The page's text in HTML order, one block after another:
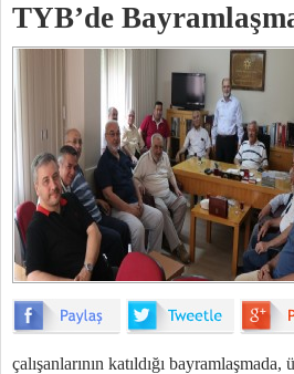
TYB’de
çalışanlarının katıldığı